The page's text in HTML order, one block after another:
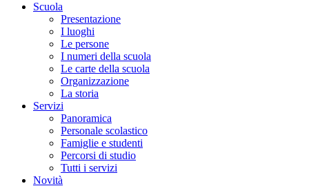
Scuola
Presentazione
I luoghi
Le persone
I numeri della scuola
Le carte della scuola
Organizzazione
La storia
Servizi
Panoramica
Personale scolastico
Famiglie e studenti
Percorsi di studio
Tutti i servizi
Novità